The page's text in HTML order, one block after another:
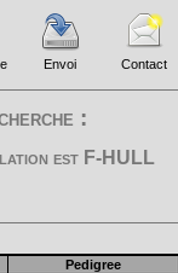
Envoi Contact
:
est F-HULL
Pedigree